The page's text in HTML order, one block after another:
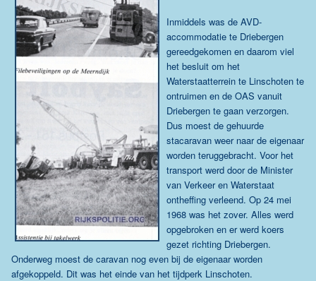
Inmiddels was de AVD-
accommodatie te Driebergen
gereedgekomen en daarom viel
het besluit om het
Waterstaatterrein te Linschoten te
ontruimen en de OAS vanuit
Driebergen te gaan verzorgen.
Dus moest de gehuurde
stacaravan weer naar de eigenaar
worden teruggebracht. Voor het
transport werd door de Minister
van Verkeer en Waterstaat
ontheffing verleend. Op 24 mei
1968 was het zover. Alles werd
opgebroken en er werd koers
gezet richting Driebergen.
Onderweg moest de caravan nog even bij de eigenaar worden
afgekoppeld. Dit was het einde van het tijdperk Linschoten.